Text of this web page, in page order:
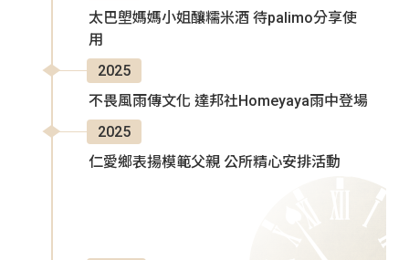
太巴塱媽媽小姐釀糯米酒 待palimo分享使
用
2025
不畏風雨傳文化 達邦社Homeyaya雨中登場
2025
仁愛鄉表揚模範父親 公所精心安排活動